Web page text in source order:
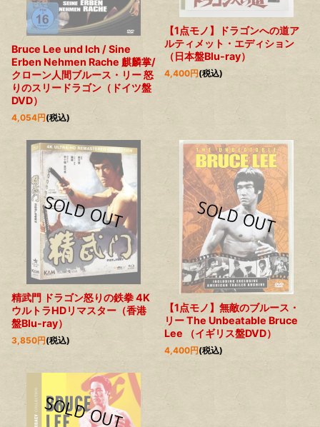
Bruce Lee und Ich / Sine
Erben Nehmen Rache 麒麟掌/
クローン人間ブルース・リー 怒
りのスリードラゴン（ドイツ盤
DVD）
4,054円(税込)
【1点モノ】ドラゴンへの道ア
ルティメット・エディション
（日本盤Blu-ray）
4,400円(税込)
精武門 ドラゴン怒りの鉄拳 4K
ウルトラHDリマスター（香港
盤Blu-ray）
3,850円(税込)
【1点モノ】無敵のブルース・
リー The Unbeatable Bruce
Lee （イギリス盤DVD）
4,400円(税込)